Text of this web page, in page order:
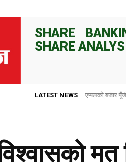
SHARE
SHARE
LATEST NEWS राष्ट्र बैंकले ८२